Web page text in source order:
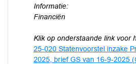
Informatie:
Financiën
Klik op onderstaande link voor
25-020 Statenvoorstel inzake
2025, brief GS van 16-9-2025